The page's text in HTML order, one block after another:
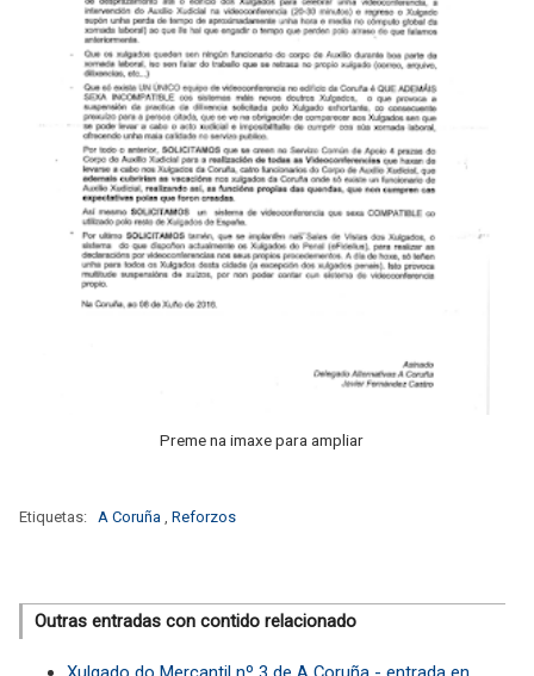
Preme na imaxe para ampliar
Etiquetas: A Coruña Reforzos
Outras entradas con contido relacionado